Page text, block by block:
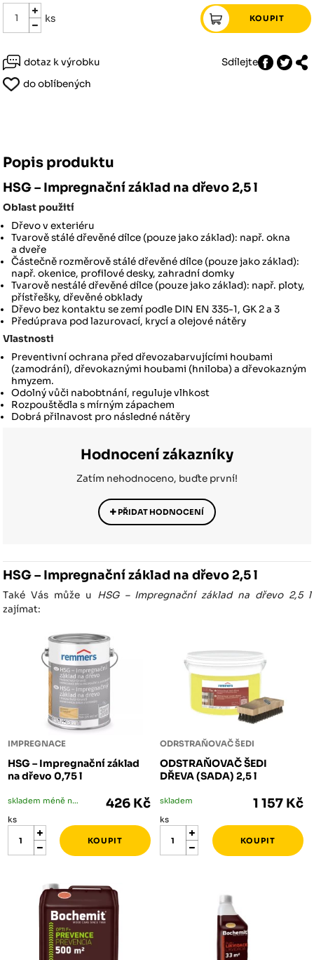
ks
dotaz k výrobku
Sdílejte
do oblíbených
Popis produktu
HSG – Impregnační základ na dřevo 2,5 l
Oblast použití
Dřevo v exteriéru
Tvarově stálé dřevěné dílce (pouze jako základ): např. okna
a dveře
Částečně rozměrově stálé dřevěné dílce (pouze jako základ):
např. okenice, profilové desky, zahradní domky
Tvarově nestálé dřevěné dílce (pouze jako základ): např. ploty,
přístřešky, dřevěné obklady
Dřevo bez kontaktu se zemí podle DIN EN 335-1, GK 2 a 3
Předúprava pod lazurovací, krycí a olejové nátěry
Vlastnosti
Preventivní ochrana před dřevozabarvujícími houbami
(zamodrání), dřevokaznými houbami (hniloba) a dřevokazným
hmyzem.
Odolný vůči nabobtnání, reguluje vlhkost
Rozpouštědla s mírným zápachem
Dobrá přilnavost pro následné nátěry
Hodnocení zákazníky
Zatím nehodnoceno, buďte první!
PŘIDAT HODNOCENÍ
HSG – Impregnační základ na dřevo 2,5 l
Také Vás může u HSG – Impregnační základ na dřevo 2,5 l
zajímat:
IMPREGNACE
HSG – Impregnační základ
na dřevo 0,75 l
skladem méně než 5 ks 426 Kč
ks
ODRSTRAŇOVAČ ŠEDI
ODSTRAŇOVAČ ŠEDI
DŘEVA (SADA) 2,5 l
skladem 1 157 Kč
ks